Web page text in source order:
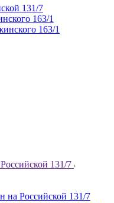
131/7
163/1
163/1
131/7
на Российской 131/7